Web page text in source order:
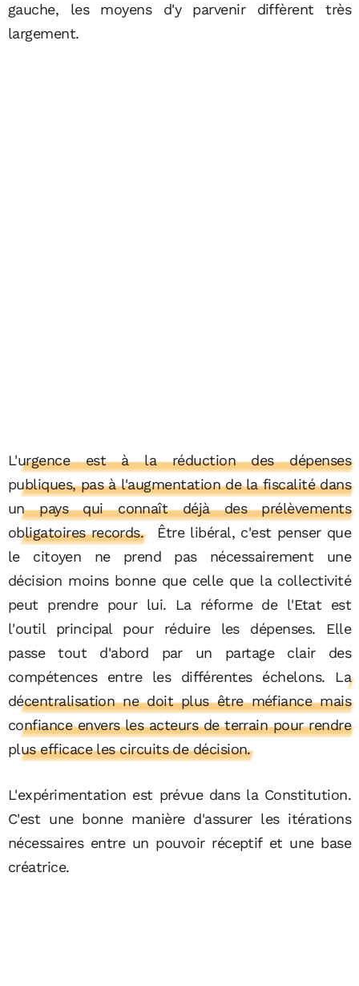
gauche, les moyens d'y parvenir diffèrent très
largement.
L'urgence est à la réduction des dépenses
publiques, pas à l'augmentation de la fiscalité dans
un pays qui connaît déjà des prélèvements
obligatoires records.
Être libéral, c'est penser que
le citoyen ne prend pas nécessairement une
décision moins bonne que celle que la collectivité
peut prendre pour lui. La réforme de l'Etat est
l'outil principal pour réduire les dépenses. Elle
passe tout d'abord par un partage clair des
compétences entre les différentes échelons. La
décentralisation ne doit plus être méfiance mais
confiance envers les acteurs de terrain pour rendre
plus efficace les circuits de décision.
L'expérimentation est prévue dans la Constitution.
C'est une bonne manière d'assurer les itérations
nécessaires entre un pouvoir réceptif et une base
créatrice.